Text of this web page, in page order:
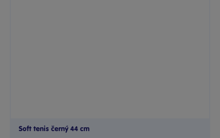
Soft tenis černý 44 cm